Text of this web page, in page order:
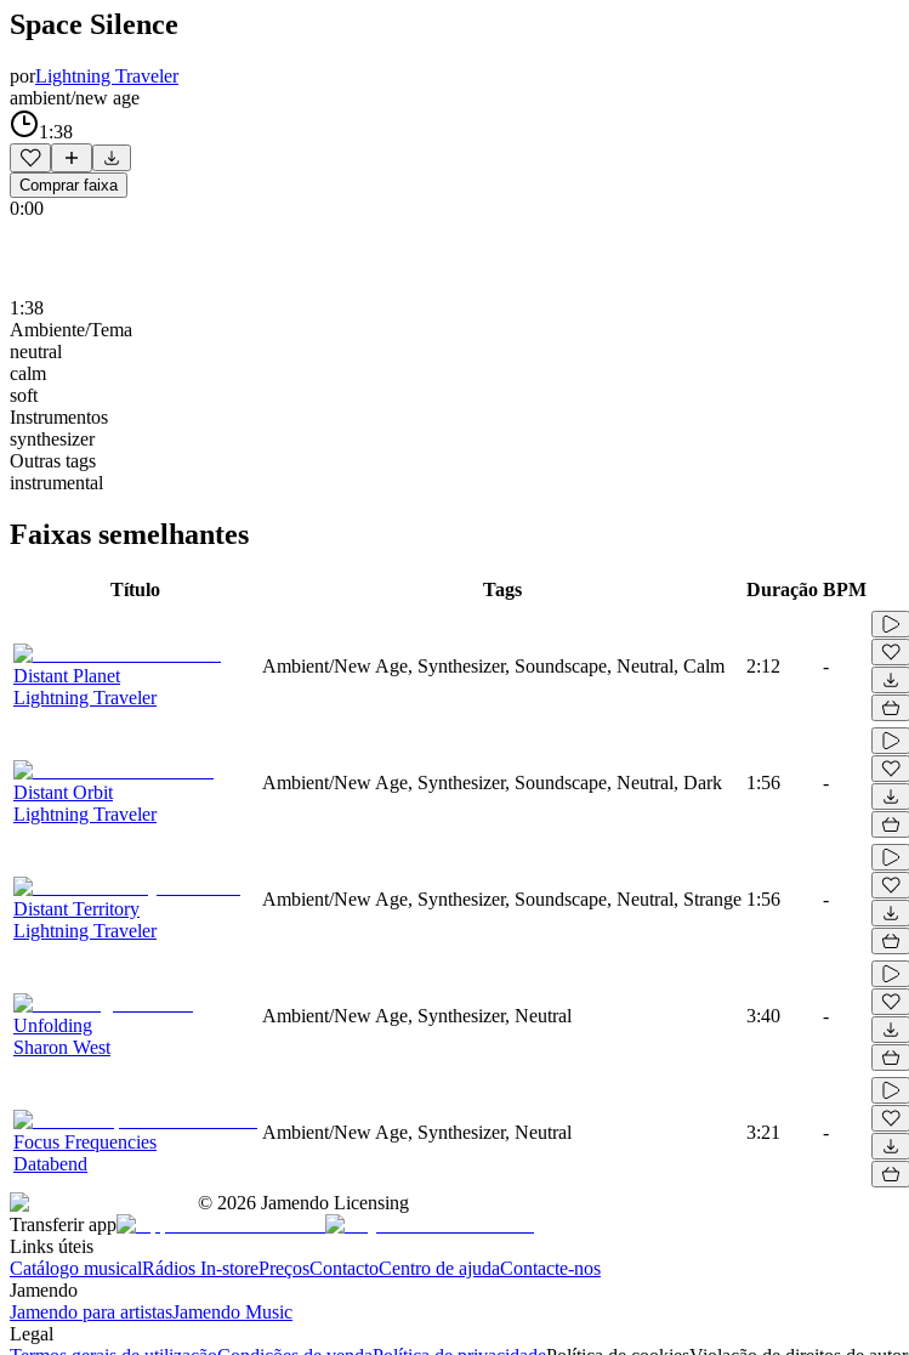
Space Silence
porLightning Traveler
ambient/new age
1:38
Comprar faixa
0:00
1:38
Ambiente/Tema
neutral
calm
soft
Instrumentos
synthesizer
Outras tags
instrumental
Faixas semelhantes
Título Tags Duração BPM
Distant Planet
Lightning Traveler
Ambient/New Age, Synthesizer, Soundscape, Neutral, Calm 2:12 -
Distant Orbit
Lightning Traveler
Ambient/New Age, Synthesizer, Soundscape, Neutral, Dark 1:56 -
Distant Territory
Lightning Traveler
Ambient/New Age, Synthesizer, Soundscape, Neutral, Strange 1:56 -
Unfolding
Sharon West
Ambient/New Age, Synthesizer, Neutral 3:40 -
Focus Frequencies
Databend
Ambient/New Age, Synthesizer, Neutral 3:21 -
© 2026 Jamendo Licensing
Transferir app
Links úteis
Catálogo musicalRádios In-storePreçosContactoCentro de ajudaContacte-nos
Jamendo
Jamendo para artistasJamendo Music
Legal